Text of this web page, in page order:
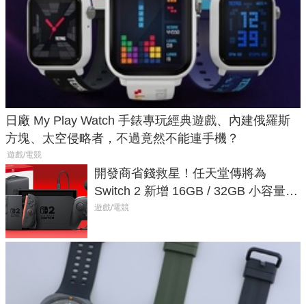
日廠 My Play Watch 手錶專玩經典遊戲、內建俄羅斯
方塊、太空侵略者，不過竟然不能連手機？
遊戲/電競
開發商省錢救星！任天堂傳將為
Switch 2 新增 16GB / 32GB 小容量遊
戲卡的選擇
遊戲/電競